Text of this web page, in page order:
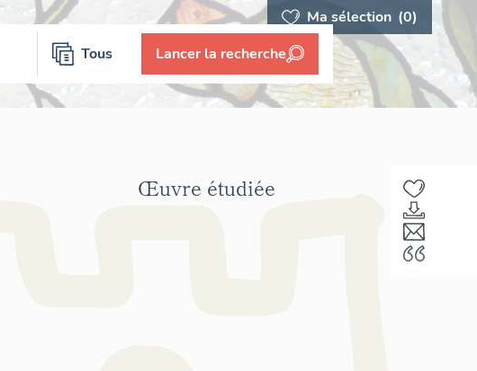
Ma sélection (0)
Tous Lancer la recherche
Œuvre étudiée